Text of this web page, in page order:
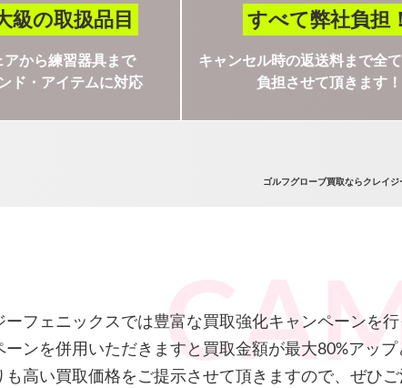
ゴルフグローブ買取ならクレイ
級の取扱品目
アから練習器具まで
ド・アイテムに対応
すべて弊社負担！
キャンセル時の返送料まで全
負担させて頂きます！
ーフェニックスでは豊富な買取強化キャンペーンを行
ーンを併用いただきますと買取金額が最大80%アッ
も高い買取価格をご提示させて頂きますので、ぜひご